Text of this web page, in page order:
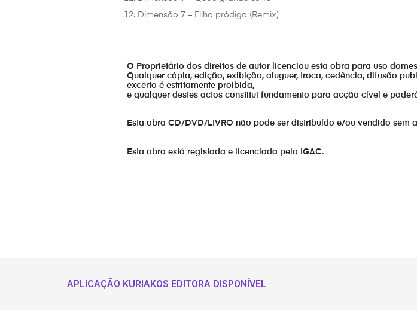
Dimensão 7 – Filho pródigo (Remix)
O Proprietário dos direitos de autor licenciou esta obra para uso
Qualquer cópia, edição, exibição, aluguer, troca, cedência, difusão
excerto é estritamente proibida,
e qualquer destes actos constitui fundamento para acção cível e
Esta obra CD/DVD/LIVRO não pode ser distribuído e/ou vendido sem
Esta obra está registada e licenciada pelo IGAC.
APLICAÇÃO KURIAKOS EDITORA DISPONÍVEL